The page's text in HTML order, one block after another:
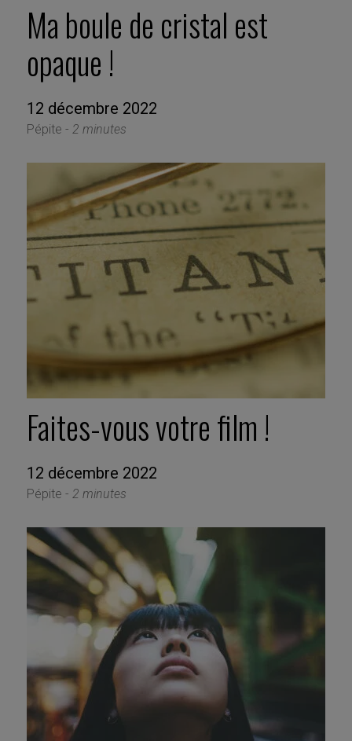
Ma boule de cristal est
opaque !
12 décembre 2022
Pépite - 2 minutes
Faites-vous votre film !
12 décembre 2022
Pépite - 2 minutes